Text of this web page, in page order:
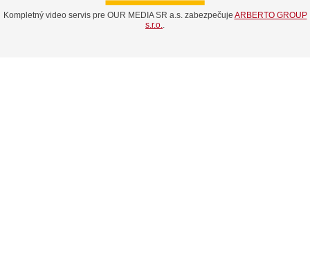
Kompletný video servis pre OUR MEDIA SR a.s. zabezpečuje ARBERTO GROUP
s.r.o..